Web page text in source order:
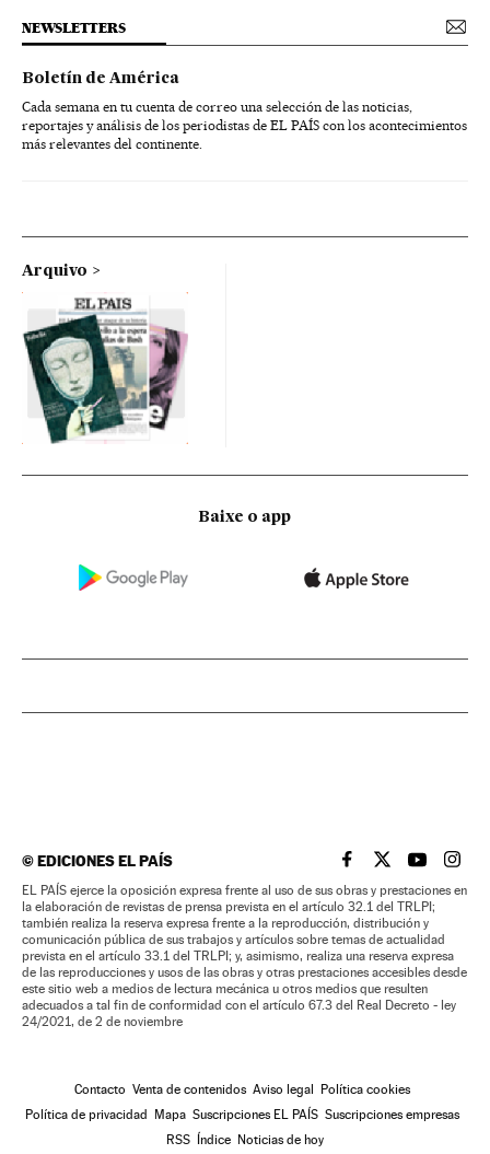
NEWSLETTERS
Boletín de América
Cada semana en tu cuenta de correo una selección de las noticias,
reportajes y análisis de los periodistas de EL PAÍS con los acontecimientos
más relevantes del continente.
Arquivo
Baixe o app
©EDICIONES EL PAÍS EL PAÍS BRASIL EN
EL PAÍSEL PAÍS
EL
EL PAÍS ejerce la oposición expresa frente al uso de sus obras y prestaciones en
la elaboración de revistas de prensa prevista en el artículo 32.1 del TRLPI;
también realiza la reserva expresa frente a la reproducción, distribución y
comunicación pública de sus trabajos y artículos sobre temas de actualidad
prevista en el artículo 33.1 del TRLPI; y, asimismo, realiza una reserva expresa
de las reproducciones y usos de las obras y otras prestaciones accesibles desde
este sitio web a medios de lectura mecánica u otros medios que resulten
adecuados a tal fin de conformidad con el artículo 67.3 del Real Decreto - ley
24/2021, de 2 de noviembre
Contacto Venta de contenidos Aviso legal Política cookies
Política de privacidad Mapa Suscripciones EL PAÍS Suscripciones empresas
RSS Índice Noticias de hoy